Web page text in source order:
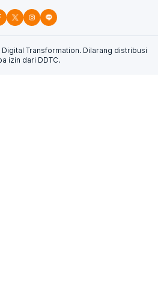
Digital Transformation. Dilarang distribusi
izin dari DDTC.